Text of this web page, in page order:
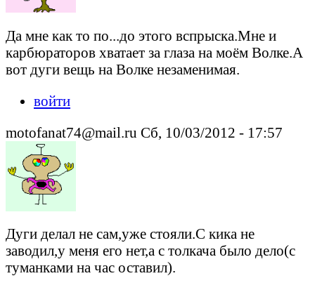
Да мне как то по...до этого вспрыска.Мне и
карбюраторов хватает за глаза на моём Волке.А
вот дуги вещь на Волке незаменимая.
войти
motofanat74@mail.ru Сб, 10/03/2012 - 17:57
Дуги делал не сам,уже стояли.С кика не
заводил,у меня его нет,а с толкача было дело(с
туманками на час оставил).